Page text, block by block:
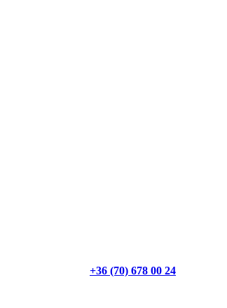
+36 (70) 678 00 24